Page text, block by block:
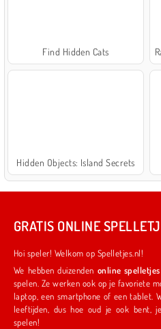
Find Hidden Cats
Hidden Objects: Island Secrets
GRATIS ONLINE
Hoi speler! Welkom op Spelletjes.nl!
We hebben duizenden online spelletjes
spelen. Ze werken ook op je favoriete
laptop, een smartphone of een tablet. We hebben iets voor spelers van alle
leeftijden, dus hoe oud je ook bent, je vindt altijd
spelen!